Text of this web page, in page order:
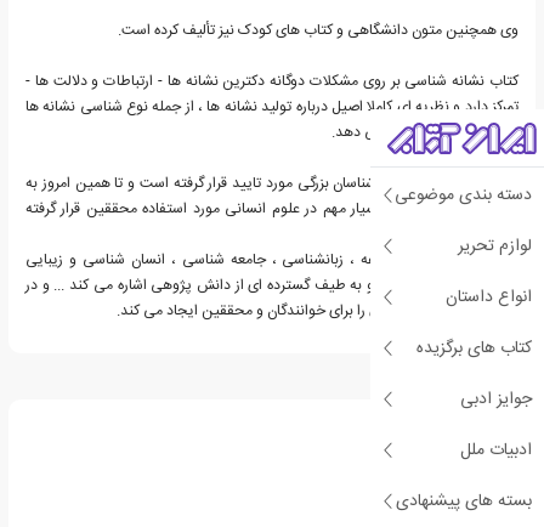
دسته بندی موضوعی
لوازم تحریر
انواع داستان
کتاب های برگزیده
جوایز ادبی
ادبیات ملل
بسته های پیشنهادی
وی همچنین متون دانشگاهی و کتاب های کودک نیز تألیف کرده است.
کتاب نشانه شناسی بر روی مشکلات دوگانه دکترین نشانه ها - ارتباطات و دلالت ها -
تمرکز دارد و نظریه ای کاملا اصیل درباره تولید نشانه ها ، از جمله نوع شناسی نشانه ها
و شیوه های تولید ارائه می دهد.
این جستار از سوی زبان شناسان بزرگی مورد تایید قرار گرفته است و تا همین امروز به
عنوان مرجعی جدید و بسیار مهم در علوم انسانی مورد استفاده محققین قرار گرفته
است.
اکو در این کتاب از فلسفه ، زبانشناسی ، جامعه شناسی ، انسان شناسی و زیبایی
شناسی استفاده می کند و به طیف گسترده ای از دانش پژوهی اشاره می کند ... و در
آخر سوالات جالب بسیاری را برای خوانندگان و محققین ایجاد می کند.
درباره اومبرتو اکو